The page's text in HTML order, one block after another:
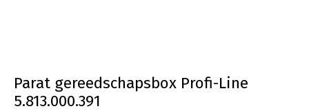
Parat gereedschapsbox Profi-Line
5.813.000.391